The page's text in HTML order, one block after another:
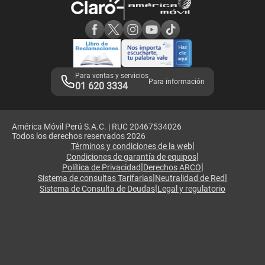
Adquirientes iPhone 6, 6S y SE
Mensaje de Seguridad
Términos y Condiciones de Tienda Claro
Libro de Reclamaciones
Legales de marketplace
Para ventas y servicios
01 620 3334 Para información
América Móvil Perú S.A.C. | RUC 20467534026
Todos los derechos reservados 2026
Términos y condiciones de la web|
Condiciones de garantía de equipos|
Política de Privacidad|Derechos ARCO|
Sistema de consultas Tarifarias|Neutralidad de Red|
Sistema de Consulta de Deudas|Legal y regulatorio